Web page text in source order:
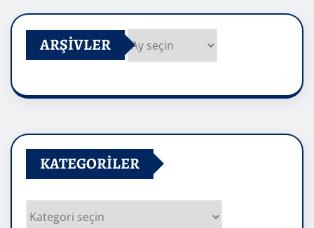
ARŞIVLER
KATEGORILER
Kategoriler